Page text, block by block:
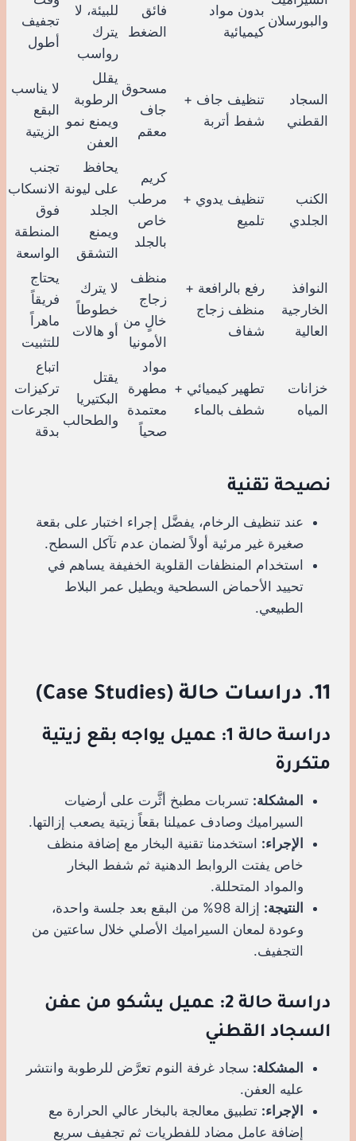
والبورسلان
بدون مواد
كيميائية
فائق
الضغط
للبيئة، لا
يترك
رواسب
تجفيف
أطول
السجاد
القطني
تنظيف جاف +
شفط أتربة
مسحوق
جاف
معقم
يقلل
الرطوبة
ويمنع نمو
العفن
لا يناسب
البقع
الزيتية
الكنب
الجلدي
تنظيف يدوي +
تلميع
كريم
مرطب
خاص
بالجلد
يحافظ
على ليونة
الجلد
ويمنع
التشقق
تجنب
الانسكاب
فوق
المنطقة
الواسعة
النوافذ
الخارجية
العالية
رفع بالرافعة +
منظف زجاج
شفاف
منظف
زجاج
خالٍ من
الأمونيا
لا يترك
خطوطاً
أو هالات
يحتاج
فريقاً
ماهراً
للتثبيت
خزانات
المياه
تطهير كيميائي +
شطف بالماء
مواد
مطهرة
معتمدة
صحياً
يقتل
البكتيريا
والطحالب
اتباع
تركيزات
الجرعات
بدقة
نصيحة تقنية
عند تنظيف الرخام، يفضَّل إجراء اختبار على بقعة
صغيرة غير مرئية أولاً لضمان عدم تآكل السطح.
استخدام المنظفات القلوية الخفيفة يساهم في
تحييد الأحماض السطحية ويطيل عمر البلاط
الطبيعي.
11. دراسات حالة (Case Studies)
دراسة حالة 1: عميل يواجه بقع زيتية
متكررة
المشكلة: تسربات مطبخ أثَّرت على أرضيات
السيراميك وصادف عميلنا بقعاً زيتية يصعب إزالتها.
الإجراء: استخدمنا تقنية البخار مع إضافة منظف
خاص يفتت الروابط الدهنية ثم شفط البخار
والمواد المتحللة.
النتيجة:
إزالة 98% من البقع بعد جلسة واحدة،
وعودة لمعان السيراميك الأصلي خلال ساعتين من
التجفيف.
دراسة حالة 2: عميل يشكو من عفن
السجاد القطني
المشكلة: سجاد غرفة النوم تعرَّض للرطوبة وانتشر
عليه العفن.
الإجراء: تطبيق معالجة بالبخار عالي الحرارة مع
إضافة عامل مضاد للفطريات ثم تجفيف سريع